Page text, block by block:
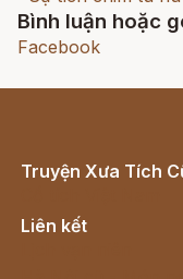
Bình luận hoặc
Facebook
Truyện Xưa Tích
Liên kết